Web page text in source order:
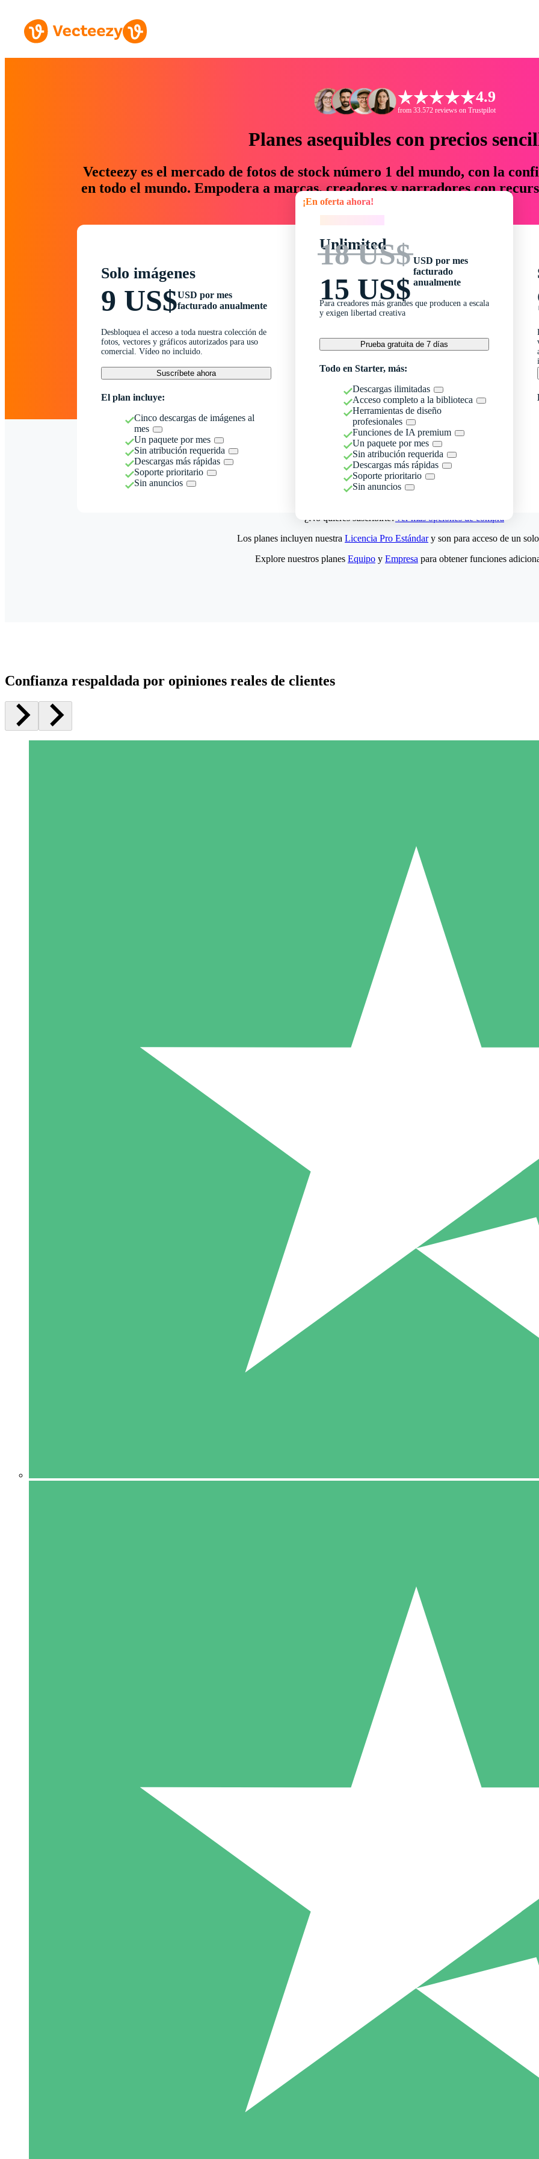
4.9
from 33.572 reviews on Trustpilot
Planes asequibles con precios
Vecteezy es el mercado de fotos de stock número 1 del mundo, con la
en todo el mundo. Empodera a marcas, creadores y narradores con
un 76 % en tiempo y presupuesto.
Solo imágenes
9 US$USD por mes
facturado anualmente
Desbloquea el acceso a toda nuestra colección de
fotos, vectores y gráficos autorizados para uso
comercial. Vídeo no incluido.
Suscríbete ahora
El plan incluye:
Cinco descargas de imágenes al
mes
Un paquete por mes
Sin atribución requerida
Descargas más rápidas
Soporte prioritario
Sin anuncios
¡En oferta ahora!
Unlimited
18 US$
15 US$
USD por mes
facturado
anualmente
Para creadores más grandes que producen a escala
y exigen libertad creativa
Prueba gratuita de 7 días
Todo en Starter, más:
Descargas ilimitadas
Acceso completo a la biblioteca
Herramientas de diseño
profesionales
Funciones de IA premium
Un paquete por mes
Sin atribución requerida
Descargas más rápidas
Soporte prioritario
Sin anuncios
¿No quieres suscribirte?Ver más opciones de compra
5 Descargas
15
Los planes incluyen nuestra Licencia Pro Estándary son para acceso de un
Explore nuestros planes Equipo y Empresa para obtener funciones
Confianza respaldada por opiniones reales de clientes